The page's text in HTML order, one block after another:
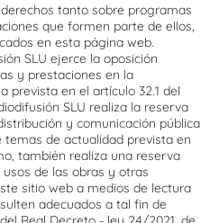
tanto sobre programas
que formen parte de ellos,
en esta página web.
SLU ejerce la oposición
y prestaciones en la
prevista en el artículo 32.1 del
SLU realiza la reserva
y comunicación pública
de actualidad prevista en
también realiza una reserva
de las obras y otras
sitio web a medios de lectura
adecuados a tal fin de